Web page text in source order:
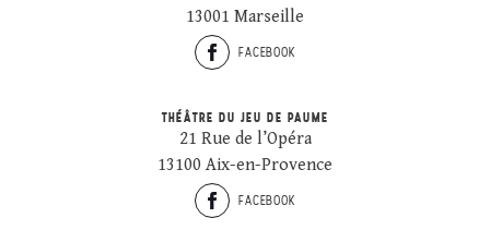
13001 Marseille
FACEBOOK
THÉÂTRE DU JEU DE PAUME
21 Rue de l’Opéra
13100 Aix-en-Provence
FACEBOOK